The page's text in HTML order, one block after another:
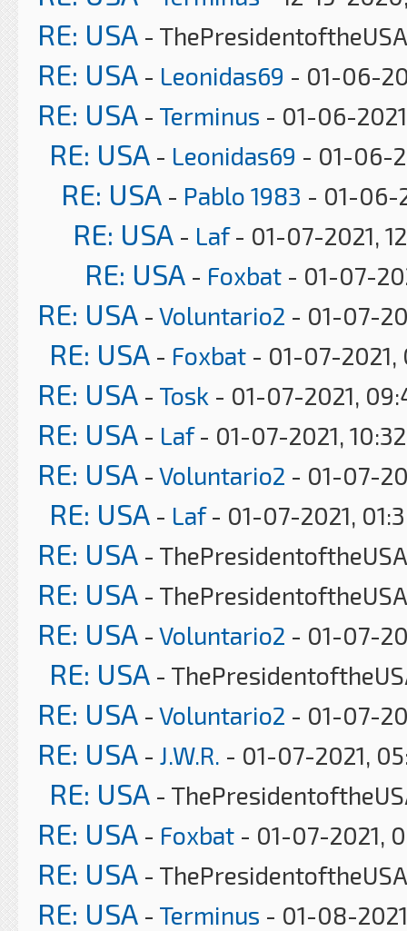
RE: USA -
RE: USA - Leonidas69 - 01-06-
RE: USA - Terminus - 01-06-
RE: USA - Leonidas69 - 01-06-
RE: USA - Pablo 1983 - 01-06-
RE: USA - Laf- 01-07-2021,
RE: USA - Foxbat - 01-07-
RE: USA - Voluntario2 - 01-07-
RE: USA - Foxbat - 01-07-2021,
RE: USA - Tosk - 01-07-2021,
RE: USA - Laf- 01-07-2021,
RE: USA - Voluntario2 - 01-07-
RE: USA - Laf- 01-07-2021,
RE: USA -
RE: USA -
RE: USA - Voluntario2 - 01-07-
RE: USA -
RE: USA - Voluntario2 - 01-07-
RE: USA - J.W.R. - 01-07-2021,
RE: USA -
RE: USA - Foxbat - 01-07-2021,
RE: USA -
RE: USA - Terminus - 01-08-